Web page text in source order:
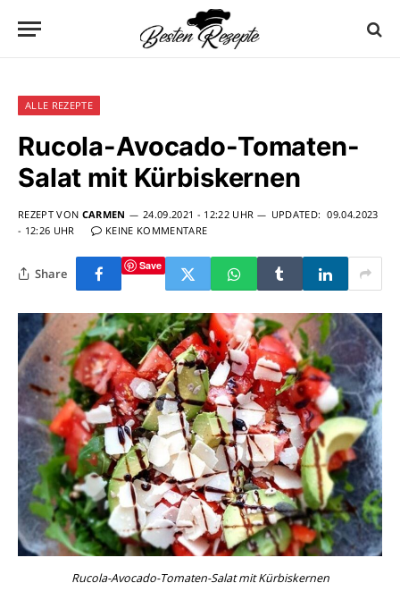
ALLE REZEPTE
Rucola-Avocado-Tomaten-
Salat mit Kürbiskernen
REZEPT VON CARMEN 24.09.2021 - 12:22 UHR UPDATED: 09.04.2023
- 12:26 UHR
KEINE KOMMENTARE
Share Save
Rucola-Avocado-Tomaten-Salat mit Kürbiskernen